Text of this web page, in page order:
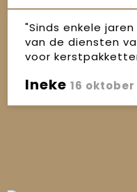
"Sinds enkele
van de diensten
voor
Ineke 16 oktober